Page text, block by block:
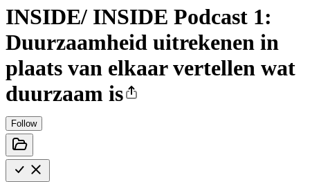
INSIDE/ INSIDE Podcast 1:
Duurzaamheid uitrekenen in
plaats van elkaar vertellen wat
duurzaam is
Follow